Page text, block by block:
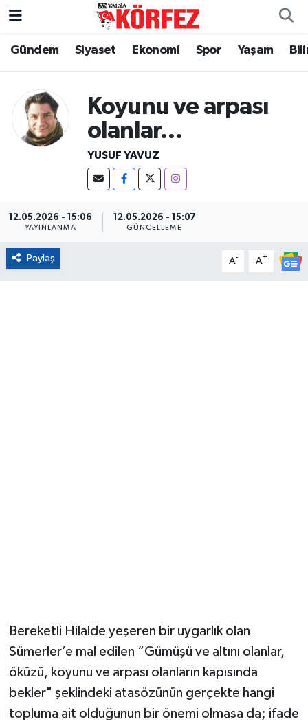
Gündem Siyaset Ekonomi Spor Yaşam
Koyunu ve arpası
olanlar…
YUSUF YAVUZ
12.05.2026 - 15:06
YAYINLANMA
12.05.2026 - 15:07
GÜNCELLEME
Paylaş A- A+
Bereketli Hilalde yeşeren bir uygarlık olan
Sümerler’e mal edilen “Gümüşü ve altını olanlar,
öküzü, koyunu ve arpası olanların kapısında
bekler" şeklindeki atasözünün gerçekte hangi
topluma ait olduğunun bir önemi olmasa da; ifade
Gündem
Siyaset
Yerel Yönetim
Yaşam
Asayiş
Güvenlik
Resmi İlanlar
Nöbetçi Eczaneler
Hava Durumu
Trafik Durumu
Süper Lig Puan Durumu ve Fikstür
Tüm Manşetler
Son Dakika Haberleri
Haber Arşivi